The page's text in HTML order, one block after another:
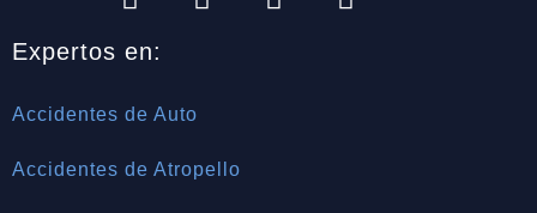
Expertos en:
Accidentes de Auto
Accidentes de Atropello